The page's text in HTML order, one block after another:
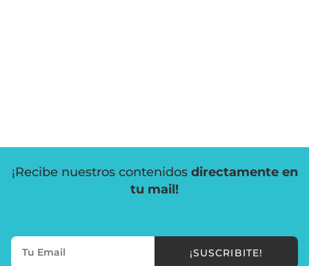
¡Recibe nuestros contenidos directamente en
tu mail!
¡SUSCRIBITE!